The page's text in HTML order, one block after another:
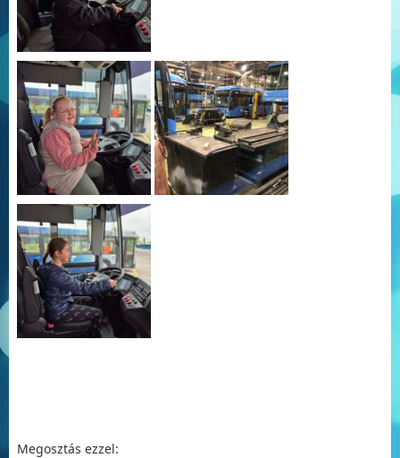
Megosztás ezzel: